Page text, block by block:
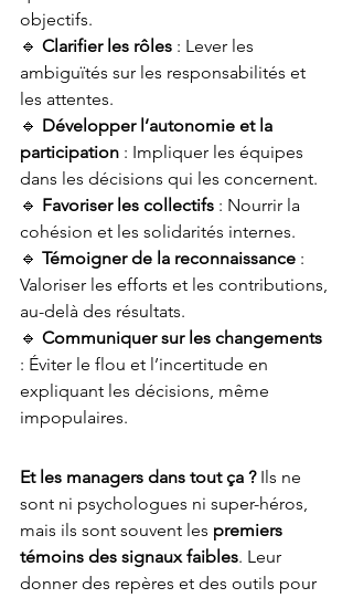
objectifs.
🔹 Clarifier les rôles : Lever les
ambiguïtés sur les responsabilités et
les attentes.
🔹 Développer l’autonomie et la
participation : Impliquer les équipes
dans les décisions qui les concernent.
🔹 Favoriser les collectifs : Nourrir la
cohésion et les solidarités internes.
🔹 Témoigner de la reconnaissance :
Valoriser les efforts et les contributions,
au-delà des résultats.
🔹 Communiquer sur les changements
: Éviter le flou et l’incertitude en
expliquant les décisions, même
impopulaires.
Et les managers dans tout ça ? Ils ne
sont ni psychologues ni super-héros,
mais ils sont souvent les premiers
témoins des signaux faibles. Leur
donner des repères et des outils pour